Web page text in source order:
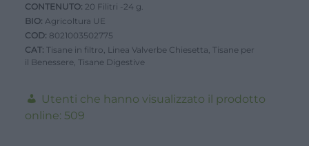
-
Valverbe
-
24g
20
Filtri
CONTENUTO: 20 Filitri -24 g.
BIO: Agricoltura UE
COD: 8021003502775
CAT: Tisane in filtro, Linea Valverbe Chiesetta, Tisane per
il Benessere, Tisane Digestive
Utenti che hanno visualizzato il prodotto
online: 509